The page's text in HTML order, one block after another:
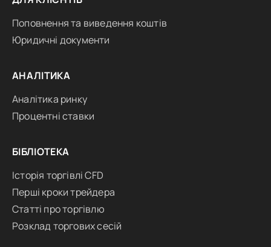
Поповнення та виведення коштів
Юридичні документи
АНАЛІТИКА
Аналітика ринку
Процентні ставки
БІБЛІОТЕКА
Історія торгівлі CFD
Перші кроки трейдера
Статті про торгівлю
Розклад торгових сесій